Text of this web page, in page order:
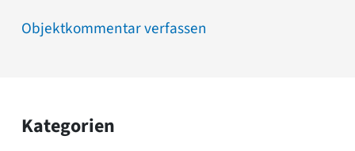
Objektkommentar verfassen
Kategorien